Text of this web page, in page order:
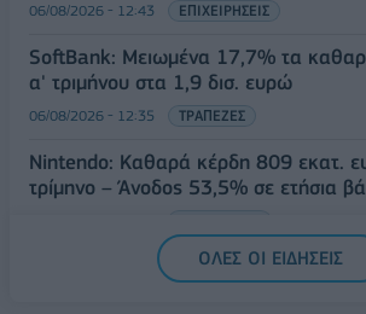
06/08/2026 - 12:43 ΕΠΙΧΕΙΡΗΣΕΙΣ
SoftBank: Μειωμένα 17,7% τα
α' τριμήνου στα 1,9 δισ. ευρώ
06/08/2026 - 12:35 ΤΡΑΠΕΖΕΣ
Nintendo: Καθαρά κέρδη 809 εκατ.
τρίμηνο – Άνοδος 53,5% σε ετήσια
ΟΛΕΣ ΟΙ ΕΙΔΗΣΕΙΣ